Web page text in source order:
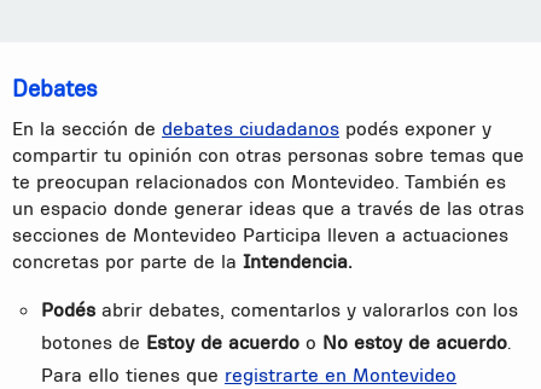
Debates
En la sección de debates ciudadanos podés exponer y
compartir tu opinión con otras personas sobre temas que
te preocupan relacionados con Montevideo. También es
un espacio donde generar ideas que a través de las otras
secciones de Montevideo Participa lleven a actuaciones
concretas por parte de la Intendencia.
Podés abrir debates, comentarlos y valorarlos con los
botones de Estoy de acuerdo o No estoy de acuerdo.
Para ello tienes que registrarte en Montevideo